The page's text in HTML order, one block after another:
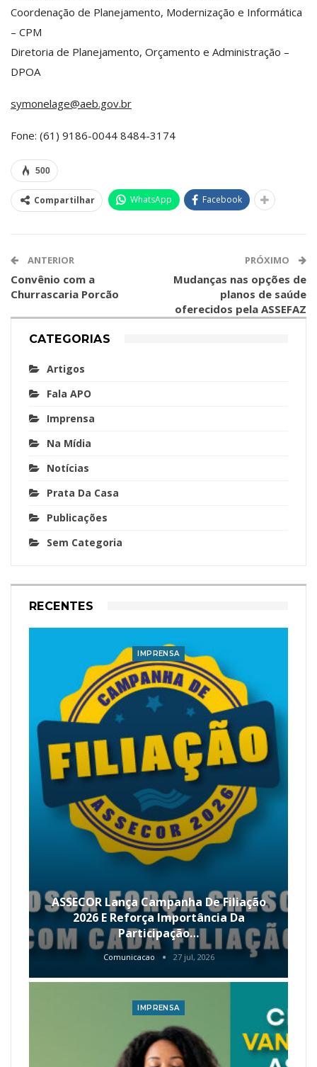
Coordenação de Planejamento, Modernização e Informática
– CPM
Diretoria de Planejamento, Orçamento e Administração –
DPOA
symonelage@aeb.gov.br
Fone: (61) 9186-0044 8484-3174
500
Compartilhar WhatsApp Facebook
ANTERIOR
Convênio com a
Churrascaria Porcão
PRÓXIMO
Mudanças nas opções de
planos de saúde
oferecidos pela ASSEFAZ
CATEGORIAS
Artigos
Fala APO
Imprensa
Na Mídia
Notícias
Prata Da Casa
Publicações
Sem Categoria
RECENTES
IMPRENSA
ASSECOR Lança Campanha De Filiação
2026 E Reforça Importância Da
Participação…
Comunicacao 27 jul, 2026
IMPRENSA